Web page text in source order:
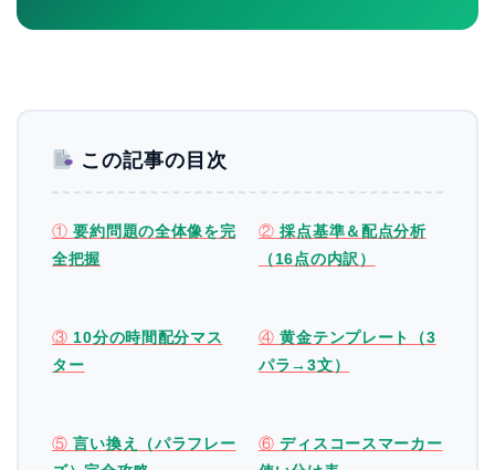
この記事の目次
①要約問題の全体像を完
全把握
②採点基準＆配点分析
（16点の内訳）
③ 10分の時間配分マス
ター
④黄金テンプレート（3
パラ→3文）
⑤言い換え（パラフレー
⑥ディスコースマーカー